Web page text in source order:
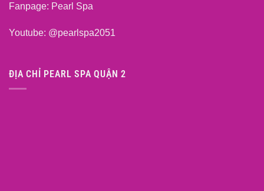
Fanpage: Pearl Spa
Youtube: @pearlspa2051
ĐỊA CHỈ PEARL SPA QUẬN 2